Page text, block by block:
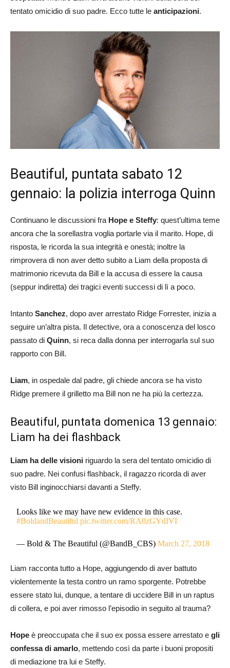
tentato omicidio di suo padre. Ecco tutte le anticipazioni.
Beautiful, puntata sabato 12
gennaio: la polizia interroga Quinn
Continuano le discussioni fra Hope e Steffy: quest’ultima teme
ancora che la sorellastra voglia portarle via il marito. Hope, di
risposta, le ricorda la sua integrità e onestà; inoltre la
rimprovera di non aver detto subito a Liam della proposta di
matrimonio ricevuta da Bill e la accusa di essere la causa
(seppur indiretta) dei tragici eventi successi di lì a poco.
Intanto Sanchez, dopo aver arrestato Ridge Forrester, inizia a
seguire un’altra pista. Il detective, ora a conoscenza del losco
passato di Quinn, si reca dalla donna per interrogarla sul suo
rapporto con Bill.
Liam, in ospedale dal padre, gli chiede ancora se ha visto
Ridge premere il grilletto ma Bill non ne ha più la certezza.
Beautiful, puntata domenica 13 gennaio:
Liam ha dei flashback
Liam ha delle visioni riguardo la sera del tentato omicidio di
suo padre. Nei confusi flashback, il ragazzo ricorda di aver
visto Bill inginocchiarsi davanti a Steffy.
Looks like we may have new evidence in this case.
#BoldandBeautiful pic.twitter.com/RA0zGYdIVI
— Bold & The Beautiful (@BandB_CBS)March 27, 2018
Liam racconta tutto a Hope, aggiungendo di aver battuto
violentemente la testa contro un ramo sporgente. Potrebbe
essere stato lui, dunque, a tentare di uccidere Bill in un raptus
di collera, e poi aver rimosso l’episodio in seguito al trauma?
Hope è preoccupata che il suo ex possa essere arrestato e gli
confessa di amarlo, mettendo così da parte i buoni propositi
di mediazione tra lui e Steffy.